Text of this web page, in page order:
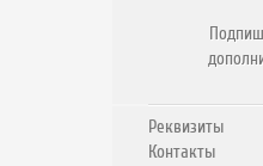
Реквизиты
Контакты